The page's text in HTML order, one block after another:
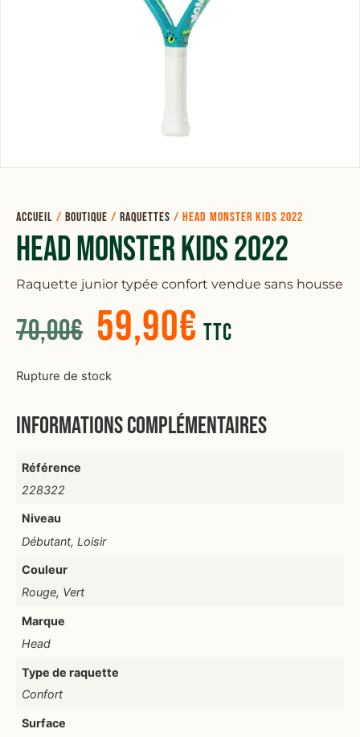
Accueil / Boutique / Raquettes / HEAD MONSTER KIDS 2022
HEAD MONSTER KIDS 2022
Raquette junior typée confort vendue sans housse
70,00€ 59,90€ TTC
Rupture de stock
Informations complémentaires
Référence
228322
Niveau
Débutant, Loisir
Couleur
Rouge, Vert
Marque
Head
Type de raquette
Confort
Surface